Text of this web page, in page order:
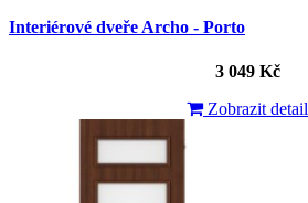
Interiérové dveře Archo - Porto
3 049 Kč
Zobrazit detail